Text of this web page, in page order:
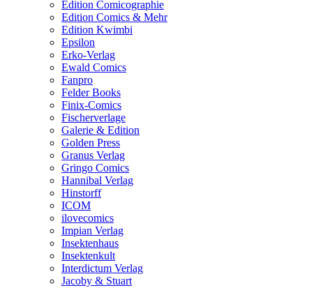
Edition Comicographie
Edition Comics & Mehr
Edition Kwimbi
Epsilon
Erko-Verlag
Ewald Comics
Fanpro
Felder Books
Finix-Comics
Fischerverlage
Galerie & Edition
Golden Press
Granus Verlag
Gringo Comics
Hannibal Verlag
Hinstorff
ICOM
ilovecomics
Impian Verlag
Insektenhaus
Insektenkult
Interdictum Verlag
Jacoby & Stuart